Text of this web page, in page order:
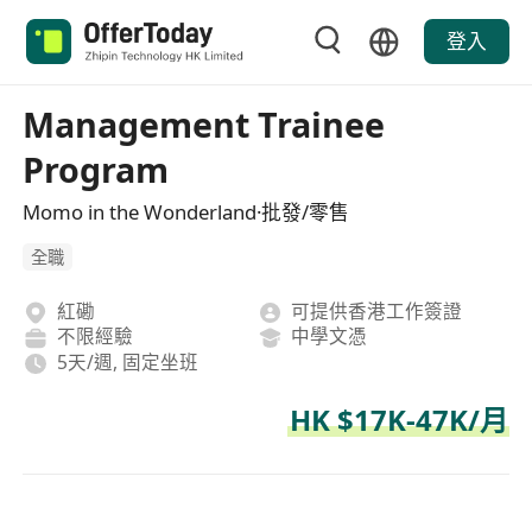
登入
Management Trainee
Program
Momo in the Wonderland·批發/零售
全職
紅磡
可提供香港工作簽證
不限經驗
中學文憑
5天/週, 固定坐班
HK $17K-47K/月